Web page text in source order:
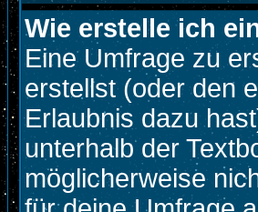
Wie erstelle ich
Eine Umfrage zu
erstellst (oder den
Erlaubnis dazu
unterhalb der
möglicherweise